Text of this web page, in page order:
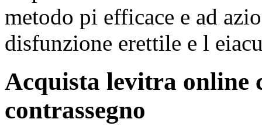
metodo pi efficace e ad
disfunzione erettile e l
Acquista levitra online
contrassegno